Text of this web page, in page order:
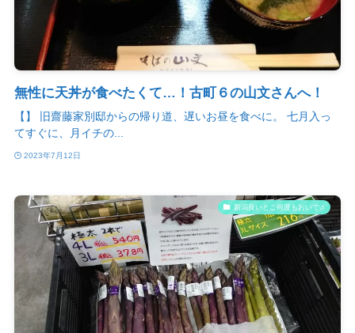
無性に天丼が食べたくて…！古町６の山文さんへ！
【】 旧齋藤家別邸からの帰り道、遅いお昼を食べに。 七月入っ
てすぐに、月イチの...
2023年7月12日
新潟良いとこ何度もおいで♫